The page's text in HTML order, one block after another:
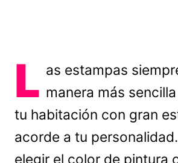
L as estampas
manera más
tu habitación con gran
acorde a tu
elegir el color de pintura